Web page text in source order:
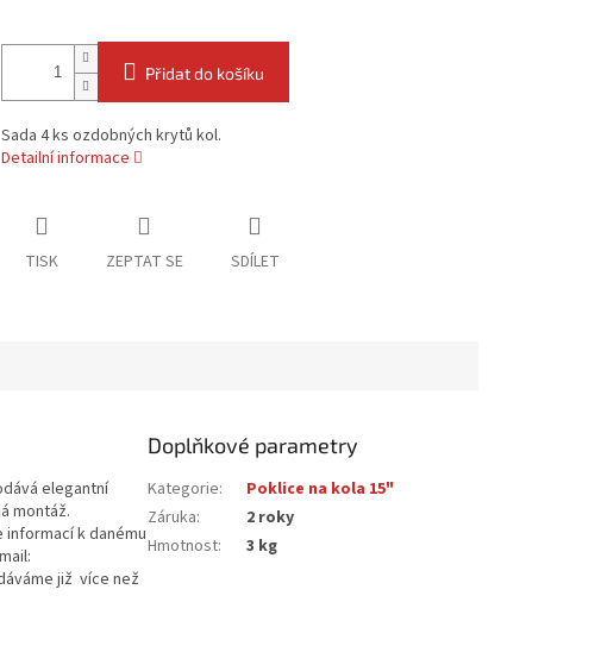
Přidat do košíku
Sada 4 ks ozdobných krytů kol.
Detailní informace
TISK ZEPTAT SE SDÍLET
elegantní
montáž.
k danému
již více než
Doplňkové parametry
Kategorie:
Poklice na kola 15"
Záruka:
2 roky
Hmotnost: 3 kg